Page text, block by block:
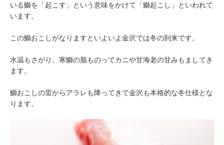
いる鰤を「起こす」という意味をかけて「鰤起こし」といわれて
います。
この鰤おこしがなりますといよいよ金沢では冬の到来です。
水温もさがり、寒鰤の脂ものってカニや甘海老の甘みもましてき
ます。
鰤おこしの雷からアラレも降ってきて金沢も本格的な冬仕様とな
ります。